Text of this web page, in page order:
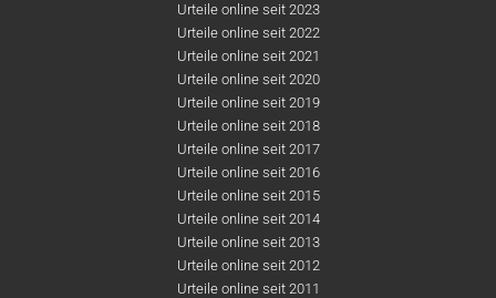
Urteile online seit 2023
Urteile online seit 2022
Urteile online seit 2021
Urteile online seit 2020
Urteile online seit 2019
Urteile online seit 2018
Urteile online seit 2017
Urteile online seit 2016
Urteile online seit 2015
Urteile online seit 2014
Urteile online seit 2013
Urteile online seit 2012
Urteile online seit 2011